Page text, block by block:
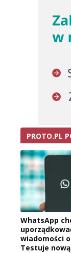
PROTO.PL
WhatsApp
wiadomości
Testuje